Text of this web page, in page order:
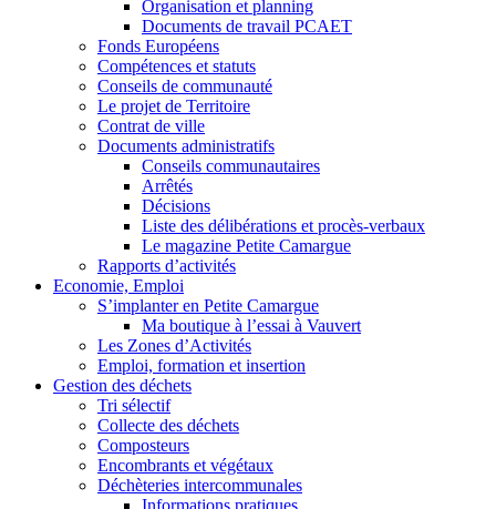
Organisation et planning
Documents de travail PCAET
Fonds Européens
Compétences et statuts
Conseils de communauté
Le projet de Territoire
Contrat de ville
Documents administratifs
Conseils communautaires
Arrêtés
Décisions
Liste des délibérations et procès-verbaux
Le magazine Petite Camargue
Rapports d’activités
Economie, Emploi
S’implanter en Petite Camargue
Ma boutique à l’essai à Vauvert
Les Zones d’Activités
Emploi, formation et insertion
Gestion des déchets
Tri sélectif
Collecte des déchets
Composteurs
Encombrants et végétaux
Déchèteries intercommunales
Informations pratiques